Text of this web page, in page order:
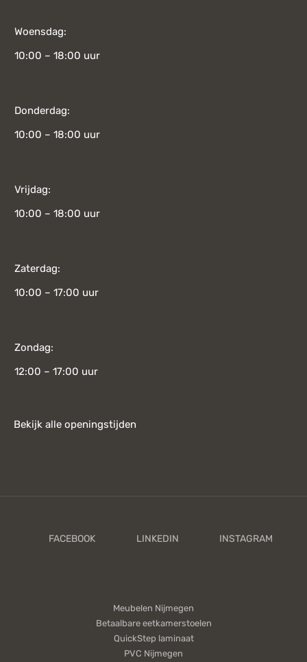
Woensdag:
10:00 – 18:00 uur
Donderdag:
10:00 – 18:00 uur
Vrijdag:
10:00 – 18:00 uur
Zaterdag:
10:00 – 17:00 uur
Zondag:
12:00 – 17:00 uur
Bekijk alle openingstijden
Meubelen Nijmegen
Betaalbare eetkamerstoelen
QuickStep laminaat
PVC Nijmegen